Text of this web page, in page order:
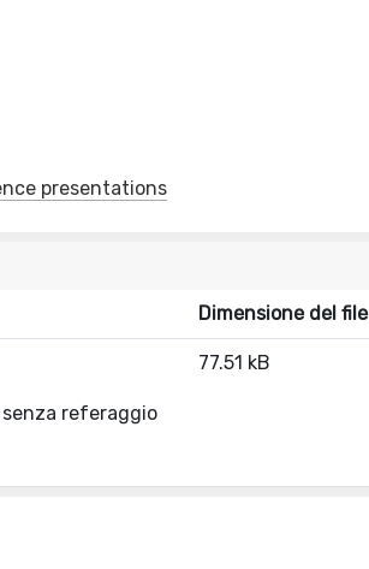
presentations
Dimensione del file
referaggio
77.51 kB